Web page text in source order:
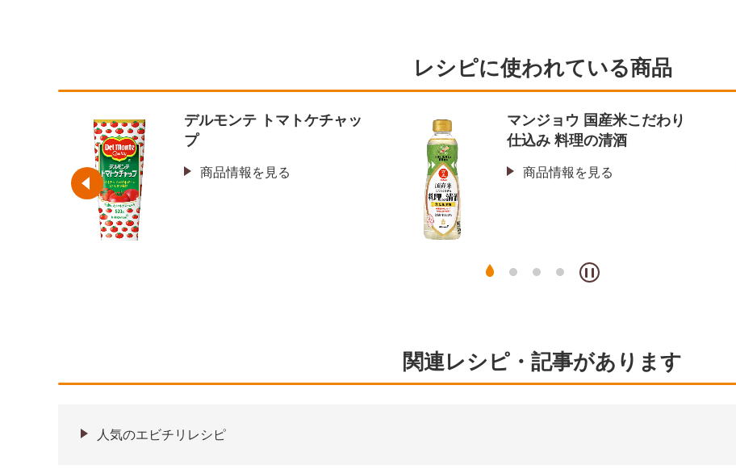
レシピに使われている商品
マンジョウ 国産米こだわり
商品情報を見る
キッコーマン 特選 丸大豆し
ょうゆ
商品情報を見る
関連レシピ・記事があります
人気のエビチリレシピ